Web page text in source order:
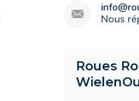
Nous
Roues